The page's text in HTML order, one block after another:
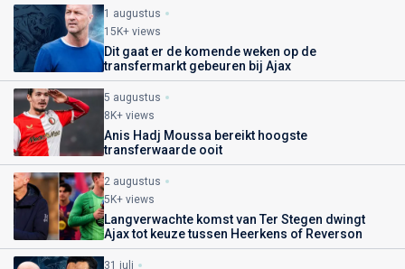
1 augustus
15K+ views
Dit gaat er de komende weken op de
transfermarkt gebeuren bij Ajax
5 augustus
8K+ views
Anis Hadj Moussa bereikt hoogste
transferwaarde ooit
2 augustus
5K+ views
Langverwachte komst van Ter Stegen dwingt
Ajax tot keuze tussen Heerkens of Reverson
31 juli